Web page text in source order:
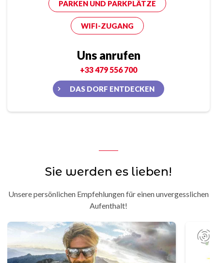
PARKEN UND PARKPLÄTZE
WIFI-ZUGANG
Uns anrufen
+33 479 556 700
DAS DORF ENTDECKEN
Sie werden es lieben!
Unsere persönlichen Empfehlungen für einen unvergesslichen
Aufenthalt!